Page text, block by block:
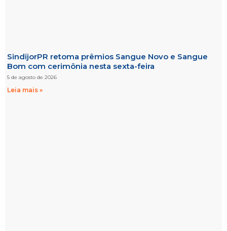
SindijorPR retoma prêmios Sangue Novo e Sangue
Bom com cerimônia nesta sexta-feira
5 de agosto de 2026
Leia mais »